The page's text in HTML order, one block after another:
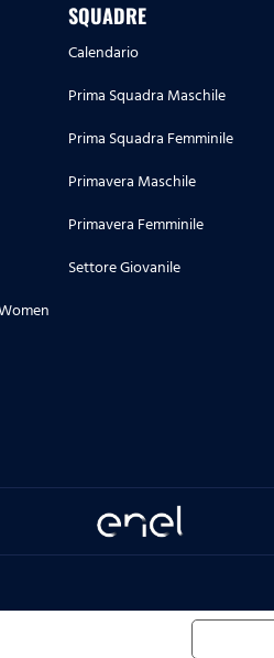
SQUADRE
Calendario
Prima Squadra Maschile
Prima Squadra Femminile
Primavera Maschile
Primavera Femminile
Settore Giovanile